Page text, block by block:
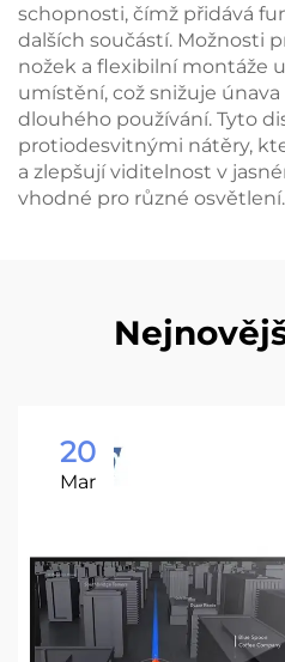
schopnosti, čímž přidává
dalších součástí. Možnosti
nožek a flexibilní montáže
umístění, což snižuje
dlouhého používání. Tyto
protiodesvitnými nátěry,
a zlepšují viditelnost v
vhodné pro různé osvětlení.
20
Mar